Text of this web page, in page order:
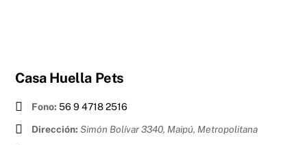
Casa Huella Pets
Fono: 56 9 4718 2516
Dirección: Simón Bolívar 3340, Maipú, Metropolitana